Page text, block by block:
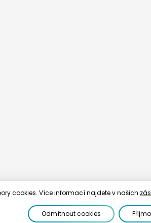
cookies. Více informací najdete v našich
Odmítnout cookies